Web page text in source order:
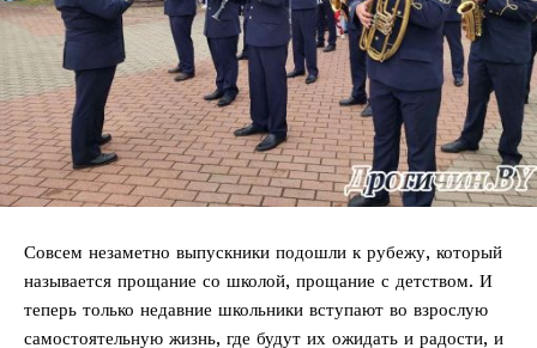
Совсем незаметно выпускники подошли к рубежу, который
называется прощание со школой, прощание с детством. И
теперь только недавние школьники вступают во взрослую
самостоятельную жизнь, где будут их ожидать и радости, и